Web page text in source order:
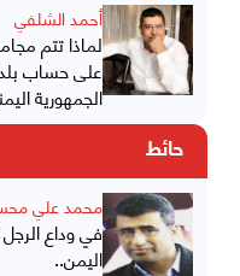
أحمد الشلفي
لماذا تتم
على حساب
الجمهورية
حائط
محمد علي
في وداع
اليمن..